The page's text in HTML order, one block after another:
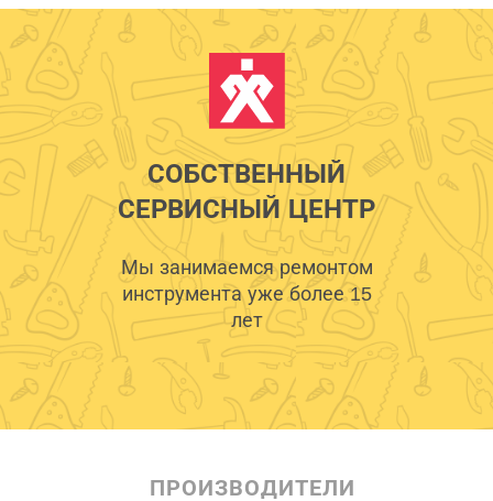
СОБСТВЕННЫЙ
СЕРВИСНЫЙ ЦЕНТР
Мы занимаемся ремонтом
инструмента уже более 15
лет
ПРОИЗВОДИТЕЛИ